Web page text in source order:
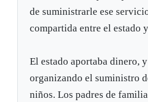
de suministrarle ese
compartida entre el estado
El estado aportaba dinero,
organizando el suministro
niños. Los padres de